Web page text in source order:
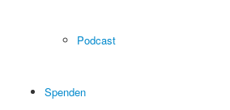
Podcast
Spenden